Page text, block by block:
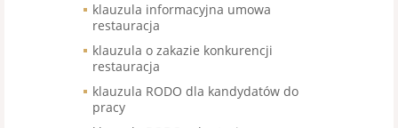
klauzula informacyjna umowa
restauracja
klauzula o zakazie konkurencji
restauracja
klauzula RODO dla kandydatów do
pracy